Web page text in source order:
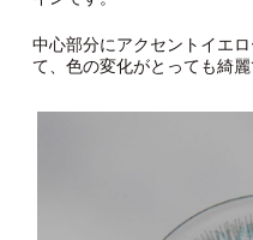
中心部分にアクセントイエ
て、色の変化がとっても綺麗